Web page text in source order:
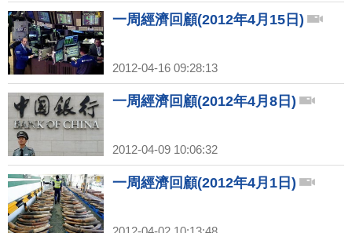
一周經濟回顧(2012年4月15日)
2012-04-16 09:28:13
一周經濟回顧(2012年4月8日)
2012-04-09 10:06:32
一周經濟回顧(2012年4月1日)